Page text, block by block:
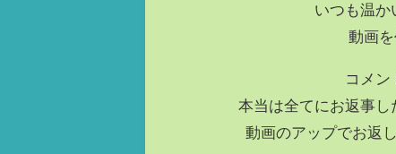
いつも温か
動画
コメン
本当は全てにお返事し
動画のアップでお返